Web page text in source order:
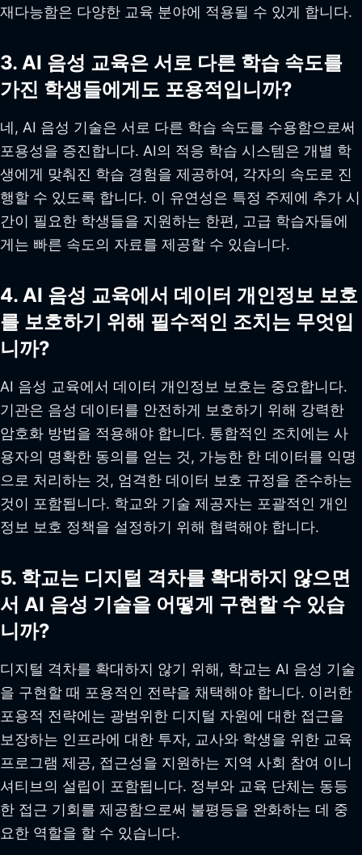
재다능함은 다양한 교육 분야에 적용될 수 있게 합니다.
3. AI 음성 교육은 서로 다른 학습 속도를
가진 학생들에게도 포용적입니까?
네, AI 음성 기술은 서로 다른 학습 속도를 수용함으로써
포용성을 증진합니다. AI의 적응 학습 시스템은 개별 학
생에게 맞춰진 학습 경험을 제공하여, 각자의 속도로 진
행할 수 있도록 합니다. 이 유연성은 특정 주제에 추가 시
간이 필요한 학생들을 지원하는 한편, 고급 학습자들에
게는 빠른 속도의 자료를 제공할 수 있습니다.
4. AI 음성 교육에서 데이터 개인정보 보호
를 보호하기 위해 필수적인 조치는 무엇입
니까?
AI 음성 교육에서 데이터 개인정보 보호는 중요합니다.
기관은 음성 데이터를 안전하게 보호하기 위해 강력한
암호화 방법을 적용해야 합니다. 통합적인 조치에는 사
용자의 명확한 동의를 얻는 것, 가능한 한 데이터를 익명
으로 처리하는 것, 엄격한 데이터 보호 규정을 준수하는
것이 포함됩니다. 학교와 기술 제공자는 포괄적인 개인
정보 보호 정책을 설정하기 위해 협력해야 합니다.
5. 학교는 디지털 격차를 확대하지 않으면
서 AI 음성 기술을 어떻게 구현할 수 있습
니까?
디지털 격차를 확대하지 않기 위해, 학교는 AI 음성 기술
을 구현할 때 포용적인 전략을 채택해야 합니다. 이러한
포용적 전략에는 광범위한 디지털 자원에 대한 접근을
보장하는 인프라에 대한 투자, 교사와 학생을 위한 교육
프로그램 제공, 접근성을 지원하는 지역 사회 참여 이니
셔티브의 설립이 포함됩니다. 정부와 교육 단체는 동등
한 접근 기회를 제공함으로써 불평등을 완화하는 데 중
요한 역할을 할 수 있습니다.